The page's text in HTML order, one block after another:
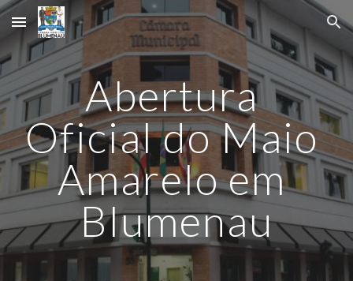
Skip to main content Skip to navigation
Abertura
Oficial do Maio
Amarelo em
Blumenau